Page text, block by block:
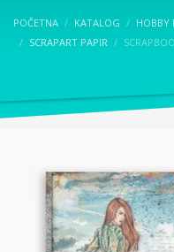
POČETNA KATALOG HOBBY
SCRAPART PAPIR